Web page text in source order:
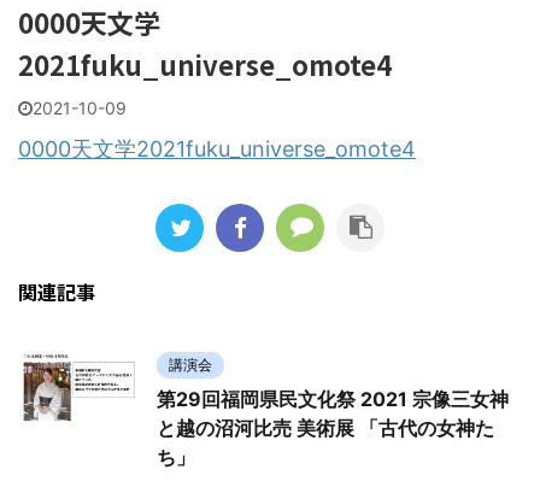
0000天文学
2021fuku_universe_omote4
2021-10-09
0000天文学2021fuku_universe_omote4
関連記事
講演会
第29回福岡県民文化祭 2021 宗像三女神
と越の沼河比売 美術展 「古代の女神た
ち」